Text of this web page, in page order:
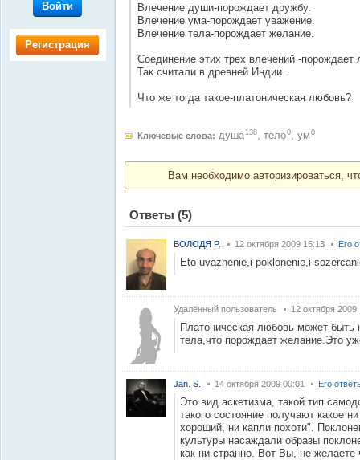
Влечение души-порождает дружбу.
Влечение ума-порождает уважение.
Влечение тела-порождает желание.
Соединение этих трех влечений -порождает
Так считали в древней Индии.
Что же тогда такое-платоническая любовь?
Ключевые слова: душа138, тело0, ум 0
Вам необходимо авторизироваться,
Ответы (5)
ВОЛОДЯ P. 12 октября 2009 15:13 Его
Eto uvazhenie,i poklonenie,i
Удалённый пользователь 12 октября 2009
Платоническая любовь может
тела,что порождает желание.Это
Jan. S. 14 октября 2009 00:01 Его
Это вид аскетизма, такой тип
такого состояние получают какое
хороший, ни капли похоти".
культуры насаждали образы
как ни странно. Вот Вы, не
Войти
Регистрация